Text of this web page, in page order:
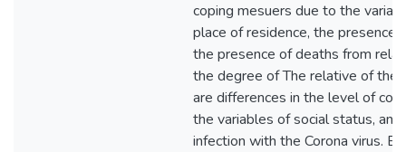
coping mesuers due to the
place of residence, the presence
the presence of deaths from
the degree of The relative of the
are differences in the level of
the variables of social status,
infection with the Corona virus.